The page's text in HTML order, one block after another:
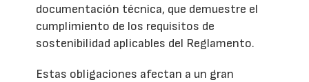
documentación técnica, que demuestre el
cumplimiento de los requisitos de
sostenibilidad aplicables del Reglamento.
Estas obligaciones afectan a un gran